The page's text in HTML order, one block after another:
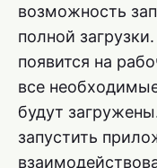
возможность
полной
появится на
все
будут
запустить